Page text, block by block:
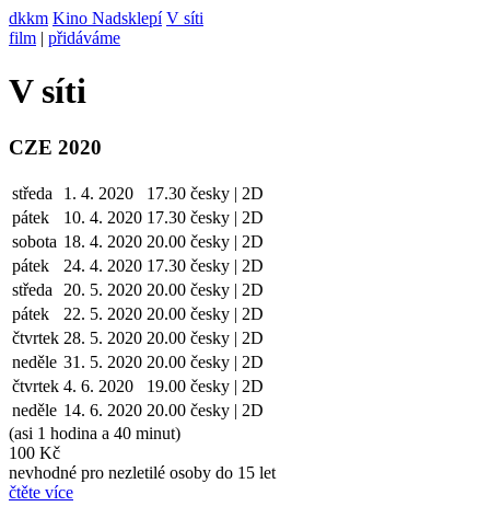
dkkm Kino Nadsklepí V síti
film | přidáváme
V síti
CZE 2020
středa 1. 4. 2020 17.30 česky | 2D
pátek
10. 4. 2020 17.30 česky | 2D
sobota 18. 4. 2020 20.00 česky | 2D
pátek
24. 4. 2020 17.30 česky | 2D
středa
20. 5. 2020 20.00 česky | 2D
pátek
22. 5. 2020 20.00 česky | 2D
čtvrtek 28. 5. 2020 20.00 česky | 2D
neděle 31. 5. 2020 20.00 česky | 2D
čtvrtek 4. 6. 2020 19.00 česky | 2D
neděle 14. 6. 2020 20.00 česky | 2D
(asi 1 hodina a 40 minut)
100 Kč
nevhodné pro nezletilé osoby do 15 let
čtěte více